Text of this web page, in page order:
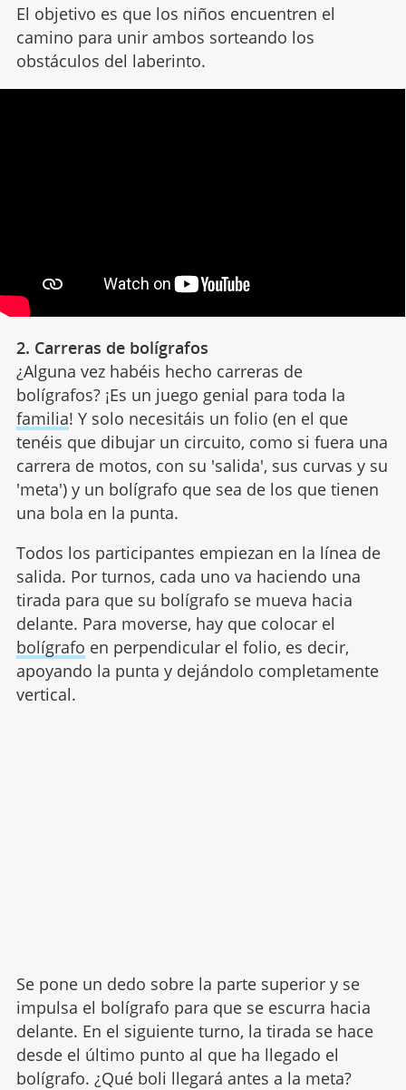
El objetivo es que los niños encuentren el
camino para unir ambos sorteando los
obstáculos del laberinto.
2. Carreras de bolígrafos
¿Alguna vez habéis hecho carreras de
bolígrafos? ¡Es un juego genial para toda la
familia! Y solo necesitáis un folio (en el que
tenéis que dibujar un circuito, como si fuera una
carrera de motos, con su 'salida', sus curvas y su
'meta') y un bolígrafo que sea de los que tienen
una bola en la punta.
Todos los participantes empiezan en la línea de
salida. Por turnos, cada uno va haciendo una
tirada para que su bolígrafo se mueva hacia
delante. Para moverse, hay que colocar el
bolígrafo en perpendicular el folio, es decir,
apoyando la punta y dejándolo completamente
vertical.
Se pone un dedo sobre la parte superior y se
impulsa el bolígrafo para que se escurra hacia
delante. En el siguiente turno, la tirada se hace
desde el último punto al que ha llegado el
bolígrafo. ¿Qué boli llegará antes a la meta?